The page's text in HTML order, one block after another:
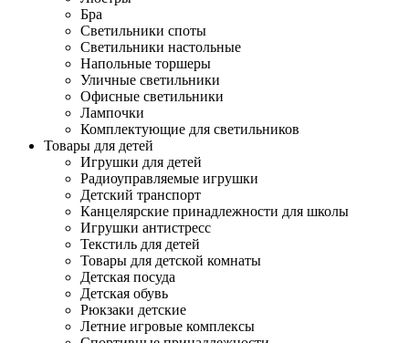
Бра
Светильники споты
Светильники настольные
Напольные торшеры
Уличные светильники
Офисные светильники
Лампочки
Комплектующие для светильников
Товары для детей
Игрушки для детей
Радиоуправляемые игрушки
Детский транспорт
Канцелярские принадлежности для школы
Игрушки антистресс
Текстиль для детей
Товары для детской комнаты
Детская посуда
Детская обувь
Рюкзаки детские
Летние игровые комплексы